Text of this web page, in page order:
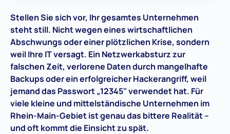
Stellen Sie sich vor, Ihr gesamtes Unternehmen
steht still. Nicht wegen eines wirtschaftlichen
Abschwungs oder einer plötzlichen Krise, sondern
weil Ihre IT versagt. Ein Netzwerkabsturz zur
falschen Zeit, verlorene Daten durch mangelhafte
Backups oder ein erfolgreicher Hackerangriff, weil
jemand das Passwort „12345" verwendet hat. Für
viele kleine und mittelständische Unternehmen im
Rhein-Main-Gebiet ist genau das bittere Realität –
und oft kommt die Einsicht zu spät.